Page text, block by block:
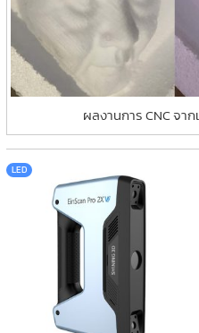
ผลงานการ CNC จา
LED